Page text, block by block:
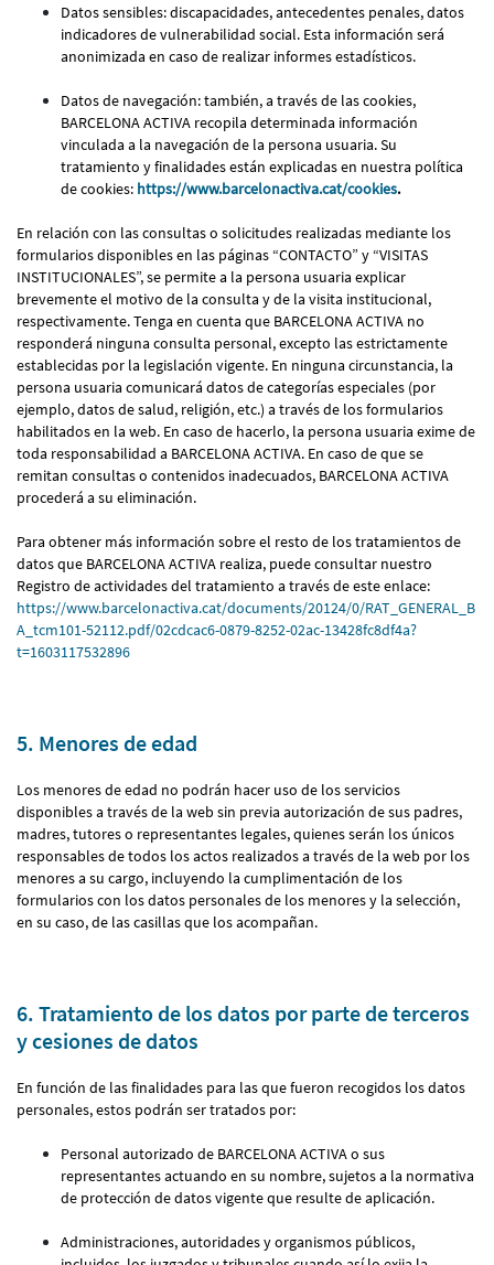
Datos sensibles: discapacidades, antecedentes penales, datos
indicadores de vulnerabilidad social. Esta información será
anonimizada en caso de realizar informes estadísticos.
Datos de navegación: también, a través de las cookies,
BARCELONA ACTIVA recopila determinada información
vinculada a la navegación de la persona usuaria. Su
tratamiento y finalidades están explicadas en nuestra política
de cookies: https://www.barcelonactiva.cat/cookies.
En relación con las consultas o solicitudes realizadas mediante los
formularios disponibles en las páginas “CONTACTO” y “VISITAS
INSTITUCIONALES”, se permite a la persona usuaria explicar
brevemente el motivo de la consulta y de la visita institucional,
respectivamente. Tenga en cuenta que BARCELONA ACTIVA no
responderá ninguna consulta personal, excepto las estrictamente
establecidas por la legislación vigente. En ninguna circunstancia, la
persona usuaria comunicará datos de categorías especiales (por
ejemplo, datos de salud, religión, etc.) a través de los formularios
habilitados en la web. En caso de hacerlo, la persona usuaria exime de
toda responsabilidad a BARCELONA ACTIVA. En caso de que se
remitan consultas o contenidos inadecuados, BARCELONA ACTIVA
procederá a su eliminación.
Para obtener más información sobre el resto de los tratamientos de
datos que BARCELONA ACTIVA realiza, puede consultar nuestro
Registro de actividades del tratamiento a través de este enlace:
https://www.barcelonactiva.cat/documents/20124/0/RAT_GENERAL_B
A_tcm101-52112.pdf/02cdcac6-0879-8252-02ac-13428fc8df4a?
t=1603117532896
5. Menores de edad
Los menores de edad no podrán hacer uso de los servicios
disponibles a través de la web sin previa autorización de sus padres,
madres, tutores o representantes legales, quienes serán los únicos
responsables de todos los actos realizados a través de la web por los
menores a su cargo, incluyendo la cumplimentación de los
formularios con los datos personales de los menores y la selección,
en su caso, de las casillas que los acompañan.
6. Tratamiento de los datos por parte de terceros
y cesiones de datos
En función de las finalidades para las que fueron recogidos los datos
personales, estos podrán ser tratados por:
Personal autorizado de BARCELONA ACTIVA o sus
representantes actuando en su nombre, sujetos a la normativa
de protección de datos vigente que resulte de aplicación.
Administraciones, autoridades y organismos públicos,